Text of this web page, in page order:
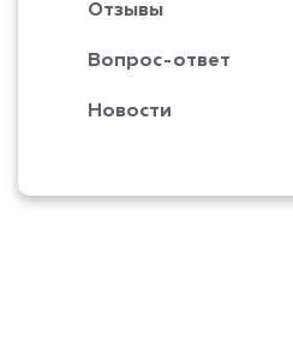
Отзывы
Вопрос-ответ
Новости